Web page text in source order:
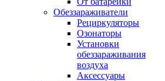
Обеззараживатели
Рециркуляторы
Озонаторы
Установки
обеззараживания
воздуха
Аксессуары